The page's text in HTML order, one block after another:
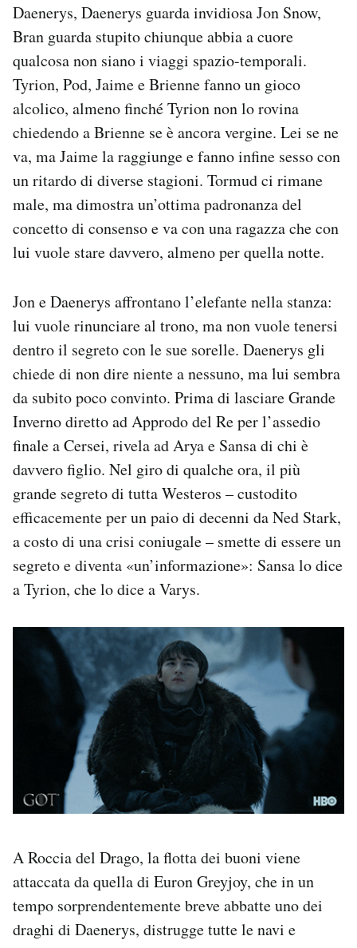
Daenerys, Daenerys guarda invidiosa Jon Snow,
Bran guarda stupito chiunque abbia a cuore
qualcosa non siano i viaggi spazio-temporali.
Tyrion, Pod, Jaime e Brienne fanno un gioco
alcolico, almeno finché Tyrion non lo rovina
chiedendo a Brienne se è ancora vergine. Lei se ne
va, ma Jaime la raggiunge e fanno infine sesso con
un ritardo di diverse stagioni. Tormud ci rimane
male, ma dimostra un’ottima padronanza del
concetto di consenso e va con una ragazza che con
lui vuole stare davvero, almeno per quella notte.
Jon e Daenerys affrontano l’elefante nella stanza:
lui vuole rinunciare al trono, ma non vuole tenersi
dentro il segreto con le sue sorelle. Daenerys gli
chiede di non dire niente a nessuno, ma lui sembra
da subito poco convinto. Prima di lasciare Grande
Inverno diretto ad Approdo del Re per l’assedio
finale a Cersei, rivela ad Arya e Sansa di chi è
davvero figlio. Nel giro di qualche ora, il più
grande segreto di tutta Westeros – custodito
efficacemente per un paio di decenni da Ned Stark,
a costo di una crisi coniugale – smette di essere un
segreto e diventa «un’informazione»: Sansa lo dice
a Tyrion, che lo dice a Varys.
A Roccia del Drago, la flotta dei buoni viene
attaccata da quella di Euron Greyjoy, che in un
tempo sorprendentemente breve abbatte uno dei
draghi di Daenerys, distrugge tutte le navi e